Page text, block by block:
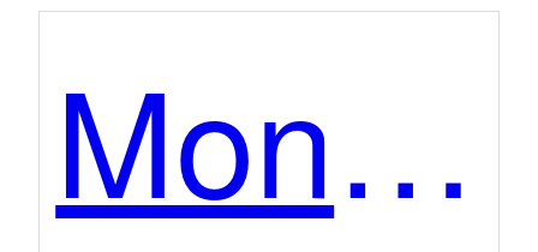
MonkeyCode